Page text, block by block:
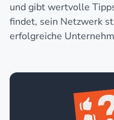
und gibt wertvolle
findet, sein Netzwerk
erfolgreiche